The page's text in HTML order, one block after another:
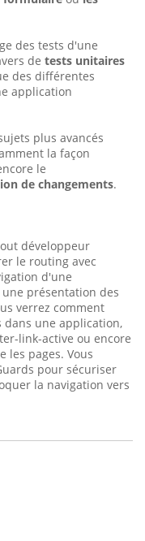
des tests d'une
de tests unitaires
des différentes
application
plus avancés
la façon
le
de changements.
développeur
le routing avec
d'une
présentation des
verrez comment
une application,
link-active ou encore
les pages. Vous
pour sécuriser
la navigation vers